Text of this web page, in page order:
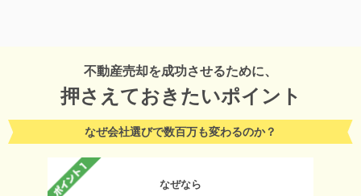
不動産売却を成功させるために、
押さえておきたいポイント
なぜ会社選びで数百万も変わるのか？
なぜなら